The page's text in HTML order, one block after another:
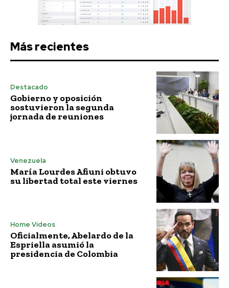
Más recientes
Destacado
Gobierno y oposición
sostuvieron la segunda
jornada de reuniones
Venezuela
María Lourdes Afiuni obtuvo
su libertad total este viernes
Home Vídeos
Oficialmente, Abelardo de la
Espriella asumió la
presidencia de Colombia